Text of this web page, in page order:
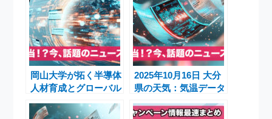
岡山大学が拓く半導体
人材育成とグローバル
入試説明会の現場から
2025年10月16日 大分
県の天気：気温データ
ント解説